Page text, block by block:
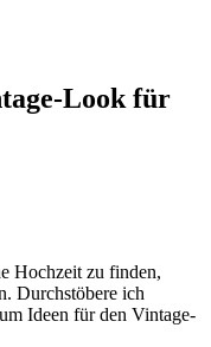
Look für
Hochzeit zu finden,
Durchstöbere ich
Ideen für den Vintage-